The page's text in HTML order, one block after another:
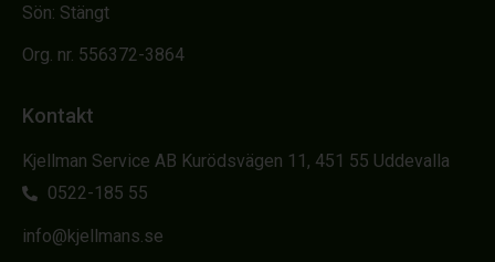
Sön: Stängt
Org. nr. 556372-3864
Kontakt
Kjellman Service AB Kurödsvägen 11, 451 55 Uddevalla
0522-185 55
info@kjellmans.se